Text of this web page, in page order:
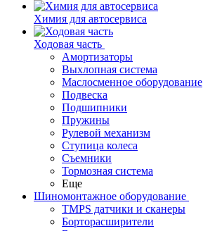
Химия для автосервиса
Ходовая часть
Амортизаторы
Выхлопная система
Маслосменное оборудование
Подвеска
Подшипники
Пружины
Рулевой механизм
Ступица колеса
Съемники
Тормозная система
Еще
Шиномонтажное оборудование
TMPS датчики и сканеры
Борторасширители